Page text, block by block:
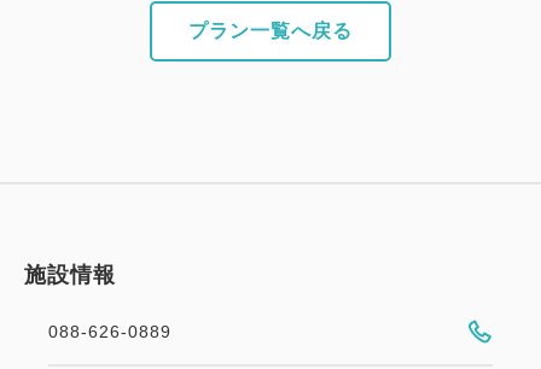
プラン一覧へ戻る
施設情報
088-626-0889